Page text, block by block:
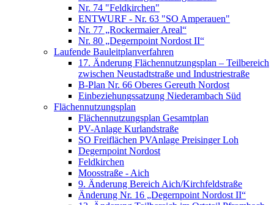
Nr. 74 "Feldkirchen"
ENTWURF - Nr. 63 "SO Amperauen"
Nr. 77 „Rockermaier Areal“
Nr. 80 „Degernpoint Nordost II“
Laufende Bauleitplanverfahren
17. Änderung Flächennutzungsplan – Teilbereich
zwischen Neustadtstraße und Industriestraße
B-Plan Nr. 66 Oberes Gereuth Nordost
Einbeziehungssatzung Niederambach Süd
Flächennutzungsplan
Flächennutzungsplan Gesamtplan
PV-Anlage Kurlandstraße
SO Freiflächen PV­Anlage Preisinger Loh
Degernpoint Nordost
Feldkirchen
Moosstraße - Aich
9. Änderung Bereich Aich/Kirchfeldstraße
Änderung Nr. 16 „Degernpoint Nordost II“